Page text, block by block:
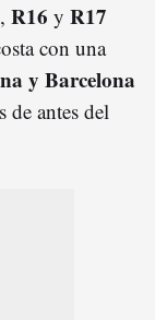
, R16 y R17
con una
y Barcelona
de antes del